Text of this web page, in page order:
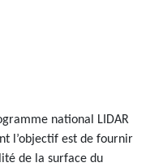
national LIDAR
l’objectif est de fournir
de la surface du